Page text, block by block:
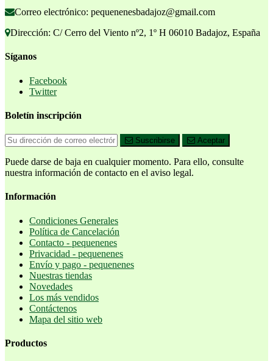
Correo electrónico: pequenenesbadajoz@gmail.com
Dirección: C/ Cerro del Viento nº2, 1º H 06010 Badajoz, España
Síganos
Facebook
Twitter
Boletín inscripción
Suscribirse Aceptar
Puede darse de baja en cualquier momento. Para ello, consulte
nuestra información de contacto en el aviso legal.
Información
Condiciones Generales
Política de Cancelación
Contacto - pequenenes
Privacidad - pequenenes
Envío y pago - pequenenes
Nuestras tiendas
Novedades
Los más vendidos
Contáctenos
Mapa del sitio web
Productos